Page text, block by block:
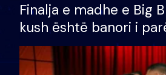
Finalja e madhe e Big
kush është banori i
shtëpinë dhe humb
të fituar çmimin e